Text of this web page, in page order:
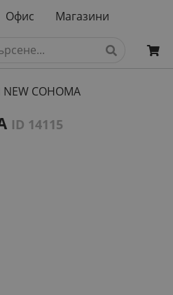
Офис Магазини
NEW СОНОМА
ID 14115